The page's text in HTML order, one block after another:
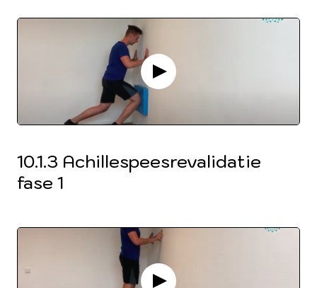
10.1.3 Achillespeesrevalidatie
fase 1